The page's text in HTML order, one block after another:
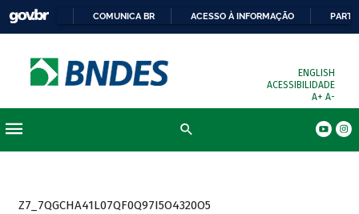
COMUNICA BR ACESSO À INFORMAÇÃO
ENGLISH
ACESSIBILIDADE
A+ A-
Z7_7QGCHA41L07QF0Q97I5O4320O5